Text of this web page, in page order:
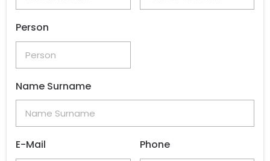
Person
Name Surname
E-Mail Phone